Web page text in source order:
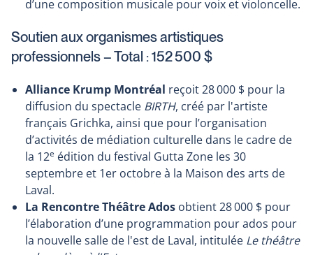
d’une composition musicale pour voix et violoncelle.
Soutien aux organismes artistiques
professionnels – Total : 152 500 $
Alliance Krump Montréal reçoit 28 000 $ pour la
diffusion du spectacle BIRTH, créé par l'artiste
français Grichka, ainsi que pour l’organisation
d’activités de médiation culturelle dans le cadre de
la 12e édition du festival Gutta Zone les 30
septembre et 1er octobre à la Maison des arts de
Laval.
La Rencontre Théâtre Ados obtient 28 000 $ pour
l’élaboration d’une programmation pour ados pour
la nouvelle salle de l'est de Laval, intitulée Le théâtre